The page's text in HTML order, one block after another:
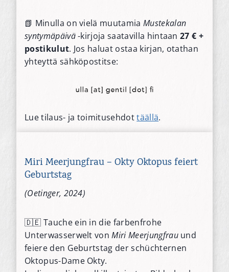
📗 Minulla on vielä muutamia Mustekalan
syntymäpäivä-kirjoja saatavilla hintaan27 € +
postikulut. Jos haluat ostaa kirjan, otathan
yhteyttä sähköpostitse:
Lue tilaus- ja toimitusehdottäällä.
Miri Meerjungfrau – Okty Oktopus feiert
Geburtstag
(Oetinger, 2024)
🇩🇪 Tauche ein in die farbenfrohe
Unterwasserwelt vonMiri Meerjungfrauund
feiere den Geburtstag der schüchternen
Oktopus-Dame Okty.